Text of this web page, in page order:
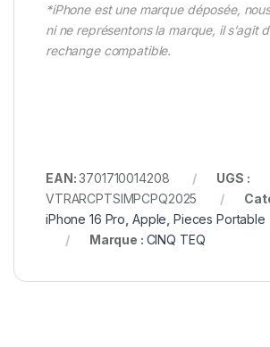
*iPhone est une marque déposée,
ni ne représentons la marque, il s’agit
rechange compatible.
EAN:3701710014208
UGS :
VTRARCPTSIMPCPQ2025
iPhone 16 Pro Apple Pieces Portable
Marque : CINQ TEQ